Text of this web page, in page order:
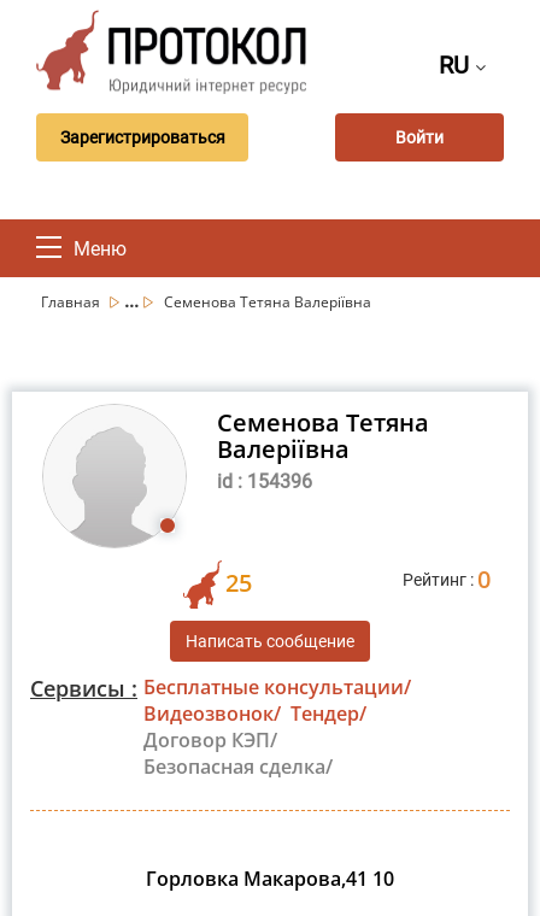
RU
Зарегистрироваться Войти
Меню
Главная ... Семенова Тетяна Валеріївна
Семенова Тетяна
Валеріївна
id : 154396
25 Рейтинг : 0
Написать сообщение
Сервисы : Бесплатные консультации/
Видеозвонок/ Тендер/
Договор КЭП/
Безопасная сделка/
Горловка Макарова,41 10